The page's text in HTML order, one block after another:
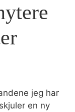
jeg har
en ny